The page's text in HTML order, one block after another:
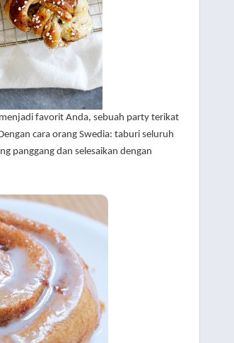
favorit Anda, sebuah party terikat
cara orang Swedia: taburi seluruh
panggang dan selesaikan dengan